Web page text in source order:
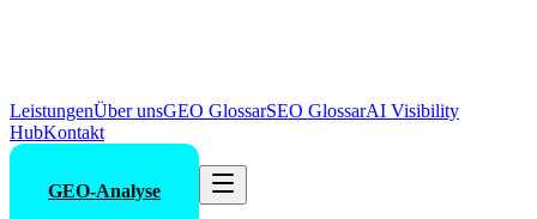
LeistungenÜber unsGEO GlossarSEO GlossarAI Visibility
HubKontakt
GEO-Analyse